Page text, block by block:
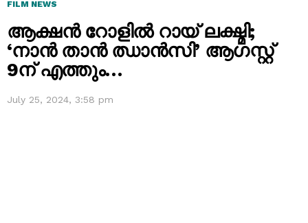
FILM NEWS
ആക്ഷൻ റോളിൽ റായ് ലക്ഷ്മി;
‘നാൻ താൻ ഝാൻസി’ ആഗസ്റ്റ്
9ന് എത്തും…
July 25, 2024, 3:58 pm